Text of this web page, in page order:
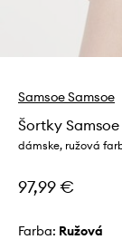
Samsoe Samsoe
Šortky Samsoe
dámske, ružová
97,99 €
Farba: ružová